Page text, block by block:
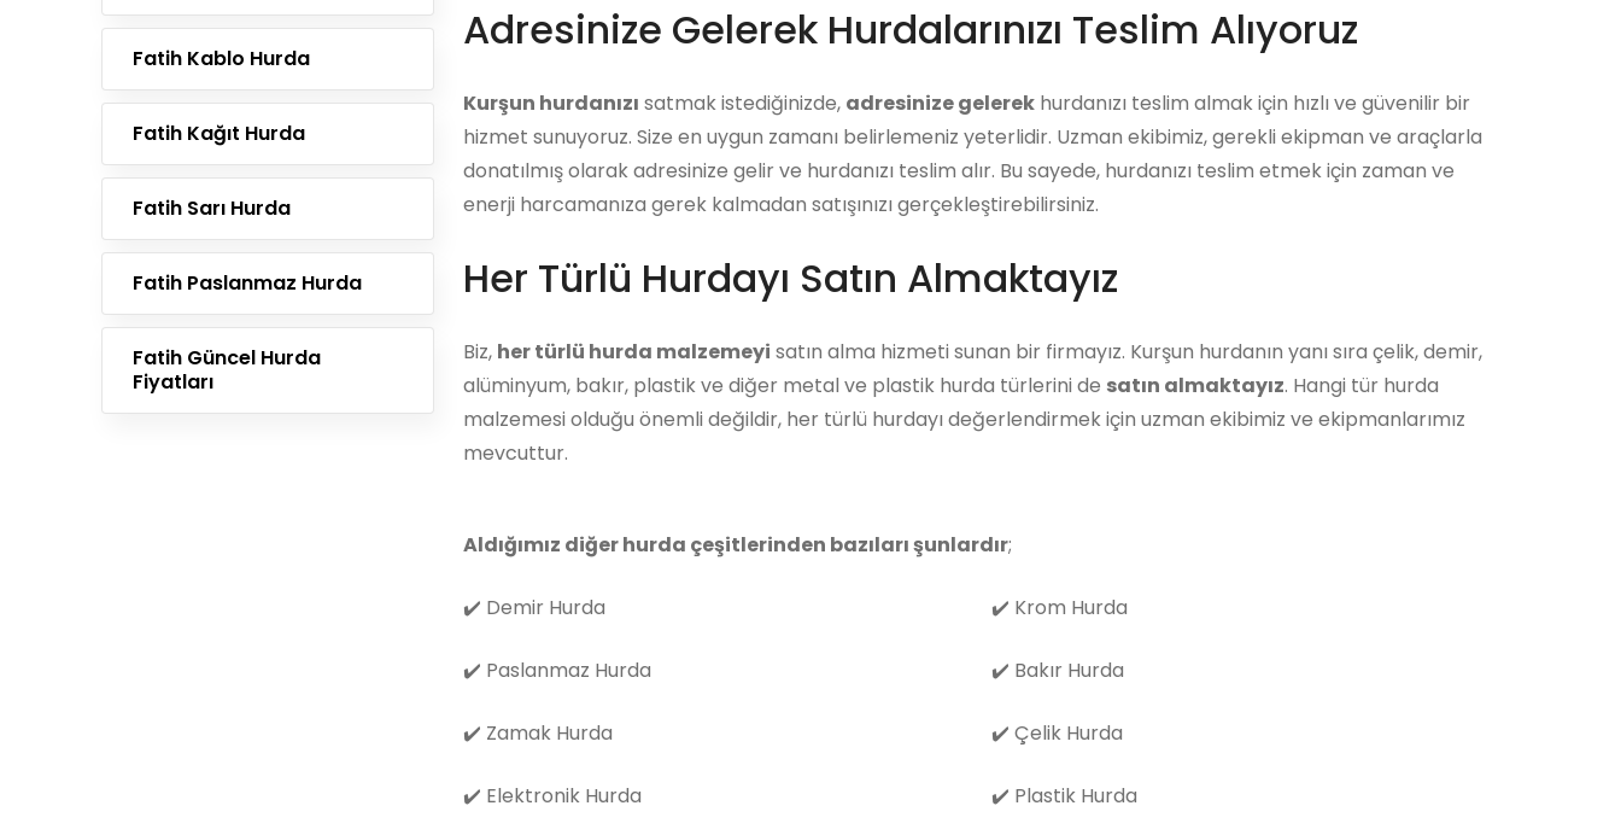
Fatih Kablo Hurda
Fatih Kağıt Hurda
Fatih Sarı Hurda
Fatih Paslanmaz Hurda
Fatih Güncel Hurda
Fiyatları
Adresinize Gelerek Hurdalarınızı Teslim Alıyoruz
Kurşun hurdanızı satmak istediğinizde, adresinize gelerek hurdanızı teslim almak için hızlı ve güvenilir bir
hizmet sunuyoruz. Size en uygun zamanı belirlemeniz yeterlidir. Uzman ekibimiz, gerekli ekipman ve araçlarla
donatılmış olarak adresinize gelir ve hurdanızı teslim alır. Bu sayede, hurdanızı teslim etmek için zaman ve
enerji harcamanıza gerek kalmadan satışınızı gerçekleştirebilirsiniz.
Her Türlü Hurdayı Satın Almaktayız
Biz, her türlü hurda malzemeyi satın alma hizmeti sunan bir firmayız. Kurşun hurdanın yanı sıra çelik, demir,
alüminyum, bakır, plastik ve diğer metal ve plastik hurda türlerini de satın almaktayız. Hangi tür hurda
malzemesi olduğu önemli değildir, her türlü hurdayı değerlendirmek için uzman ekibimiz ve ekipmanlarımız
mevcuttur.
Aldığımız diğer hurda çeşitlerinden bazıları şunlardır;
✔️ Demir Hurda
✔️ Paslanmaz Hurda
✔️ Zamak Hurda
✔️ Elektronik Hurda
✔️ Krom Hurda
✔️ Bakır Hurda
✔️ Çelik Hurda
✔️ Plastik Hurda